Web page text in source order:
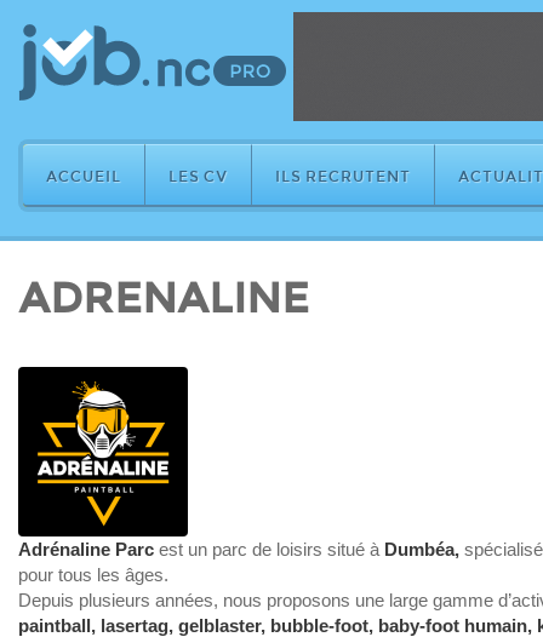
ACCUEIL LES CV ILS RECRUTENT
ADRENALINE
Adrénaline Parc est un parc de loisirs situé à Dumbéa,
pour tous les âges.
Depuis plusieurs années, nous proposons une large gamme
paintball, lasertag, gelblaster, bubble-foot, baby-foot humain,